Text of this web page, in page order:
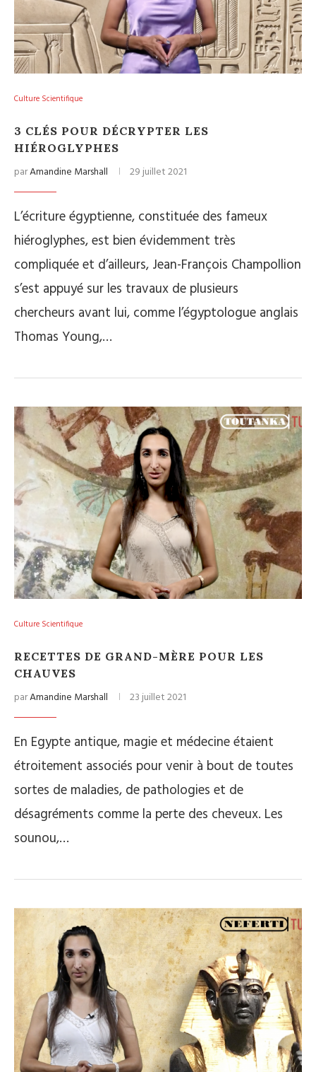
Culture Scientifique
3 CLÉS POUR DÉCRYPTER LES
HIÉROGLYPHES
parAmandine Marshall 29 juillet 2021
L’écriture égyptienne, constituée des fameux
hiéroglyphes, est bien évidemment très
compliquée et d’ailleurs, Jean-François Champollion
s’est appuyé sur les travaux de plusieurs
chercheurs avant lui, comme l’égyptologue anglais
Thomas Young,…
Culture Scientifique
RECETTES DE GRAND-MÈRE POUR LES
CHAUVES
parAmandine Marshall 23 juillet 2021
En Egypte antique, magie et médecine étaient
étroitement associés pour venir à bout de toutes
sortes de maladies, de pathologies et de
désagréments comme la perte des cheveux. Les
sounou,…